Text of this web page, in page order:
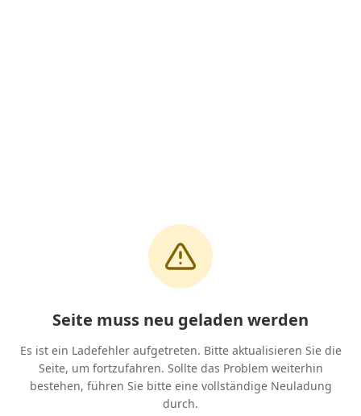
Seite muss neu geladen werden
Es ist ein Ladefehler aufgetreten. Bitte aktualisieren Sie die
Seite, um fortzufahren. Sollte das Problem weiterhin
bestehen, führen Sie bitte eine vollständige Neuladung
durch.